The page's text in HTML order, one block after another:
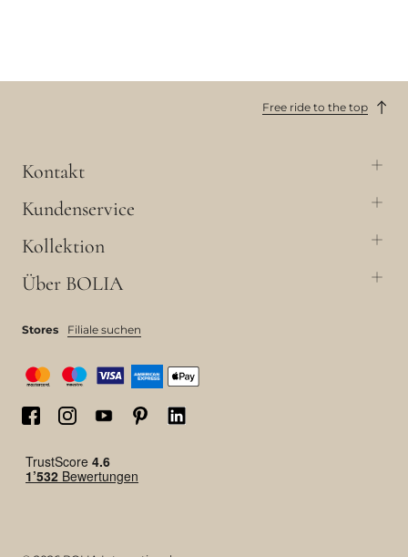
Free ride to the top
Kontakt
Kundenservice
Kollektion
Über BOLIA
Stores Filiale suchen